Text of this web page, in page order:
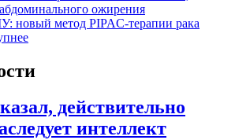
ожирения
новый метод PIPAC-терапии рака
действительно
интеллект